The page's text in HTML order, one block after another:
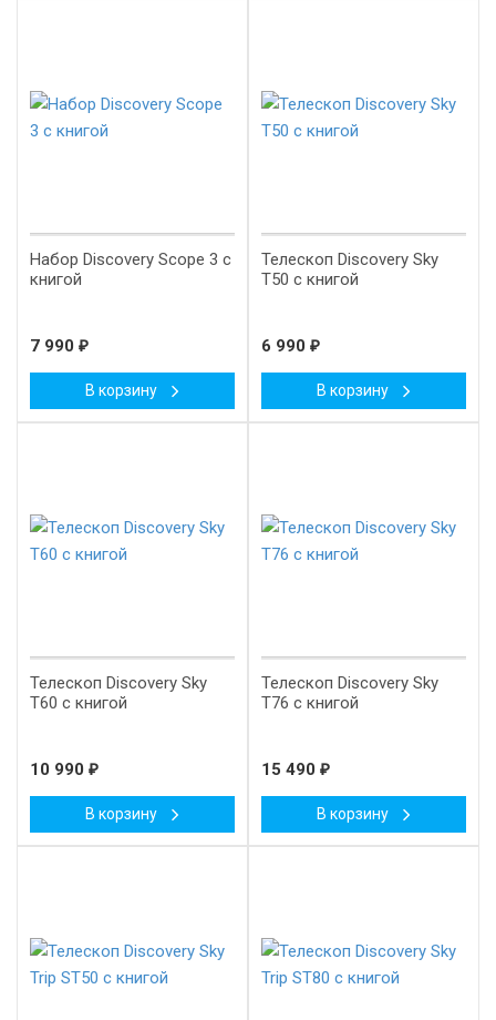
Набор Discovery Scope 3 с
книгой
7 990 ₽
В корзину
Телескоп Discovery Sky
T50 с книгой
6 990 ₽
В корзину
Телескоп Discovery Sky
T60 с книгой
10 990 ₽
В корзину
Телескоп Discovery Sky
T76 с книгой
15 490 ₽
В корзину